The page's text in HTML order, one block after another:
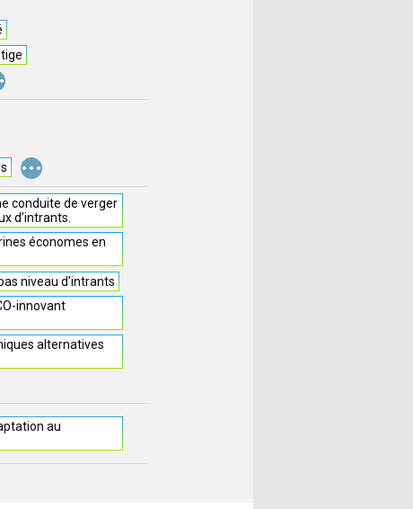
...
conduite de verger
d’intrants.
économes en
niveau d'intrants
innovant
alternatives
au